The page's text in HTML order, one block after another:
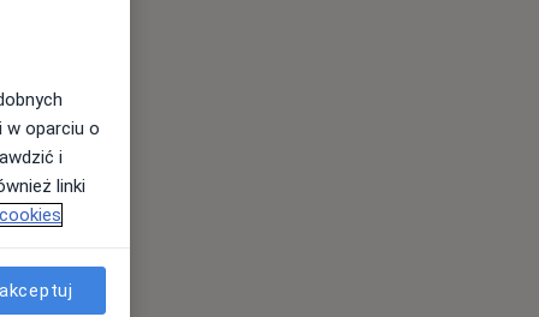
Śr,
w oparciu o
i
linki